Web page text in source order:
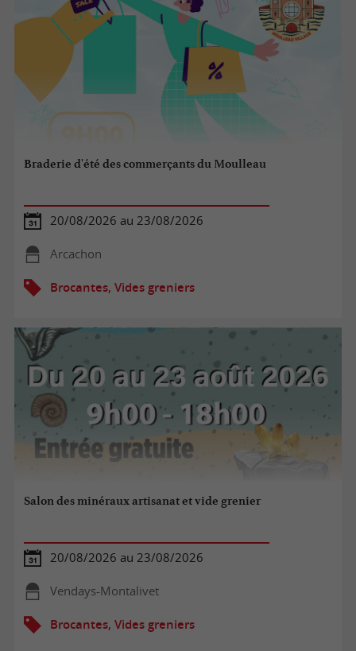
Braderie d'été des commerçants du Moulleau
20/08/2026 au 23/08/2026
Arcachon
Brocantes, Vides greniers
Salon des minéraux artisanat et vide grenier
20/08/2026 au 23/08/2026
Vendays-Montalivet
Brocantes, Vides greniers